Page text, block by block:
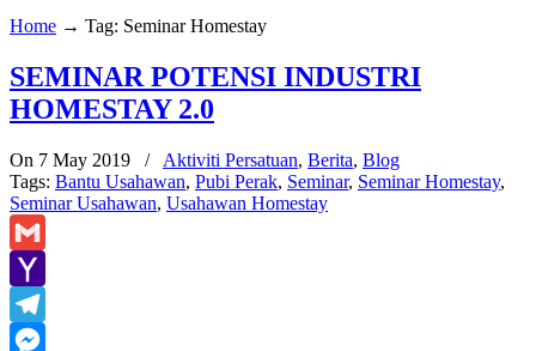
Home → Tag: Seminar Homestay
SEMINAR POTENSI INDUSTRI
HOMESTAY 2.0
On 7 May 2019 / Aktiviti Persatuan, Berita, Blog
Tags: Bantu Usahawan, Pubi Perak, Seminar, Seminar Homestay,
Seminar Usahawan, Usahawan Homestay
Gmail
Yahoo
Mail
Telegram